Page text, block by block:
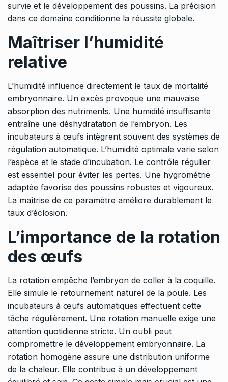
survie et le développement des poussins. La précision
dans ce domaine conditionne la réussite globale.
Maîtriser l’humidité
relative
L’humidité influence directement le taux de mortalité
embryonnaire. Un excès provoque une mauvaise
absorption des nutriments. Une humidité insuffisante
entraîne une déshydratation de l’embryon. Les
incubateurs à œufs intègrent souvent des systèmes de
régulation automatique. L’humidité optimale varie selon
l’espèce et le stade d’incubation. Le contrôle régulier
est essentiel pour éviter les pertes. Une hygrométrie
adaptée favorise des poussins robustes et vigoureux.
La maîtrise de ce paramètre améliore durablement le
taux d’éclosion.
L’importance de la rotation
des œufs
La rotation empêche l’embryon de coller à la coquille.
Elle simule le retournement naturel de la poule. Les
incubateurs à œufs automatiques effectuent cette
tâche régulièrement. Une rotation manuelle exige une
attention quotidienne stricte. Un oubli peut
compromettre le développement embryonnaire. La
rotation homogène assure une distribution uniforme
de la chaleur. Elle contribue à un développement